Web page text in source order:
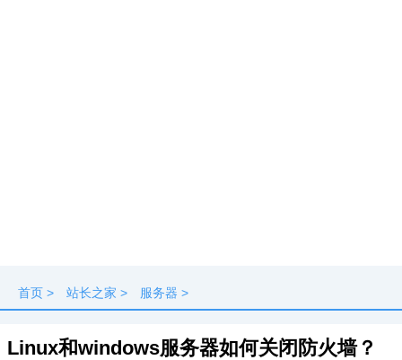
首页 > 站长之家 > 服务器 >
Linux和windows服务器如何关闭防火墙？